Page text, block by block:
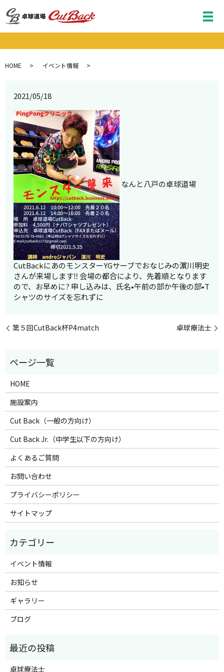
メ
HOME イベント情報
2021/05/18
なんと八戸の卓球道場
CutBackにあのモンスターYGサーブでおなじみの濵川明史
さんが来場します‼️ 会場の都合により、先着順となります
ので、お早めに? 申し込みは、氏名•午前の部か午後の部•T
シャツのサイズを忘れずに
第５回CutBack杯P4match 卓球療法士
HOME
施設案内
Cut Back（一般の方向け）
Cut Back Jr.（中学生以下の方向け）
よくあるご質問
お問い合わせ
プライバシーポリシー
サイトマップ
イベント情報
お知らせ
ギャラリー
ブログ
卓球療法士